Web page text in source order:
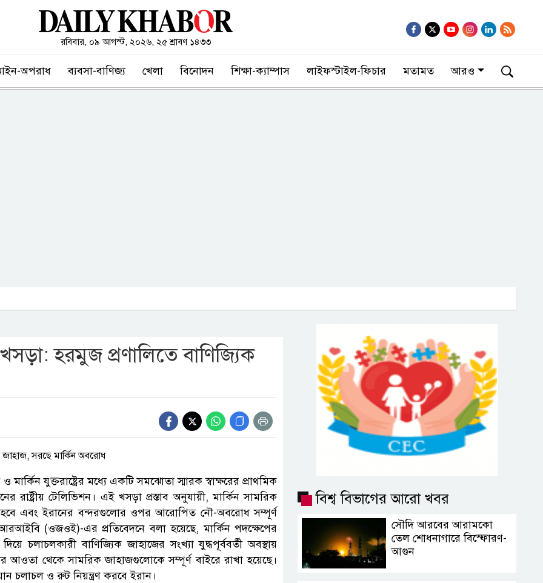
রবিবার, ০৯ আগস্ট, ২০২৬, ২৫ শ্রাবণ ১৪৩৩
অপরাধ ব্যবসা-বাণিজ্য খেলা বিনোদন শিক্ষা-ক্যাম্পাস লাইফস্টাইল-ফিচার মতামত আরও
হরমুজ প্রণালিতে বাণিজ্যিক
যুক্তরাষ্ট্রের মধ্যে একটি সমঝোতা স্মারক স্বাক্ষরের প্রাথমিক
রাষ্ট্রীয় টেলিভিশন। এই খসড়া প্রস্তাব অনুযায়ী, মার্কিন সামরিক
হবে এবং ইরানের বন্দরগুলোর ওপর আরোপিত নৌ-অবরোধ সম্পূর্ণ
(ওজওই)-এর প্রতিবেদনে বলা হয়েছে, মার্কিন পদক্ষেপের
চলাচলকারী বাণিজ্যিক জাহাজের সংখ্যা যুদ্ধপূর্ববর্তী অবস্থায়
আওতা থেকে সামরিক জাহাজগুলোকে সম্পূর্ণ বাইরে রাখা হয়েছে।
চলাচল ও রুট নিয়ন্ত্রণ করবে ইরান।
বিশ্ব বিভাগের আরো খবর
সৌদি আরবের আরামকো
তেল শোধনাগারে বিস্ফোরণ-
আগুন